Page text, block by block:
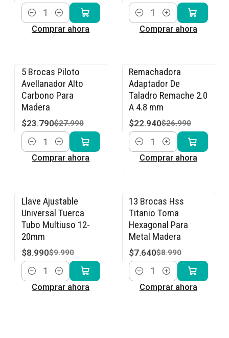
Cantidad
Comprar ahora
Cantidad
Comprar ahora
-15% OFF
5 Brocas Piloto
Avellanador Alto
Carbono Para
Madera
$23.790$27.990
Cantidad
Comprar ahora
-15% OFF
Remachadora
Adaptador De
Taladro Remache 2.0
A 4.8 mm
$22.940$26.990
Cantidad
Comprar ahora
-10% OFF
Llave Ajustable
Universal Tuerca
Tubo Multiuso 12-
20mm
$8.990$9.990
Cantidad
Comprar ahora
-15% OFF
13 Brocas Hss
Titanio Toma
Hexagonal Para
Metal Madera
$7.640$8.990
Cantidad
Comprar ahora